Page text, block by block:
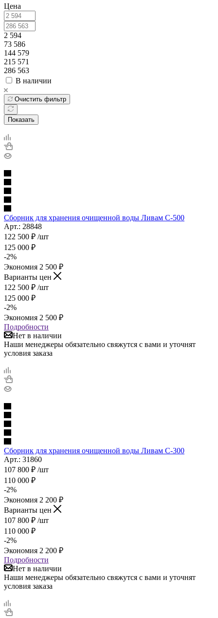
Цена
2 594
73 586
144 579
215 571
286 563
В наличии
Очистить фильтр
Показать
Сборник для хранения очищенной воды Ливам С-500
Арт.: 28848
122 500 ₽ /шт
125 000 ₽
-2%
Экономия 2 500 ₽
Варианты цен
122 500 ₽ /шт
125 000 ₽
-2%
Экономия 2 500 ₽
Подробности
Нет в наличии
Наши менеджеры обязательно свяжутся с вами и уточнят
условия заказа
Сборник для хранения очищенной воды Ливам С-300
Арт.: 31860
107 800 ₽ /шт
110 000 ₽
-2%
Экономия 2 200 ₽
Варианты цен
107 800 ₽ /шт
110 000 ₽
-2%
Экономия 2 200 ₽
Подробности
Нет в наличии
Наши менеджеры обязательно свяжутся с вами и уточнят
условия заказа